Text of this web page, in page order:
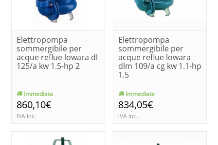
Elettropompa
sommergibile per
acque reflue lowara dl
125/a kw 1.5-hp 2
Immediata
860,10€
IVA Inc.
Elettropompa
sommergibile per
acque reflue lowara
dlm 109/a cg kw 1.1-hp
1.5
Immediata
834,05€
IVA Inc.